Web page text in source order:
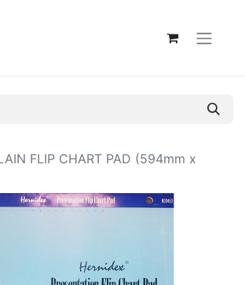
FLIP CHART PAD (594mm x